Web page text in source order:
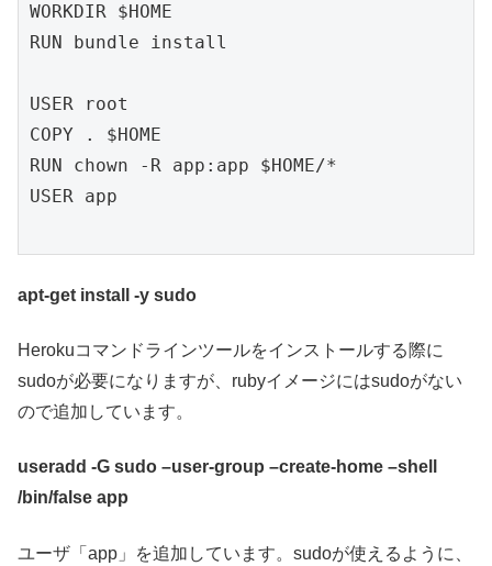
WORKDIR $HOME
RUN bundle install
USER root
COPY . $HOME
RUN chown -R app:app $HOME/*
USER app
apt-get install -y sudo
Herokuコマンドラインツールをインストールする際に
sudoが必要になりますが、rubyイメージにはsudoがない
ので追加しています。
useradd -G sudo –user-group –create-home –shell
/bin/false app
ユーザ「app」を追加しています。sudoが使えるように、